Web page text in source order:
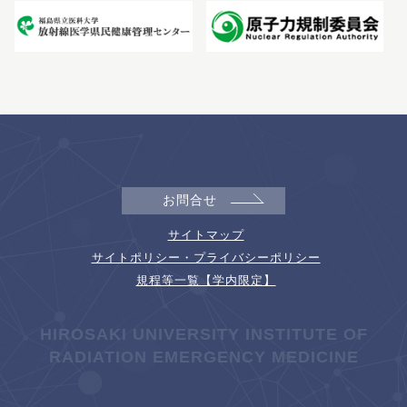
お問合せ
サイトマップ
サイトポリシー・プライバシーポリシー
規程等一覧【学内限定】
HIROSAKI UNIVERSITY INSTITUTE OF
RADIATION EMERGENCY MEDICINE